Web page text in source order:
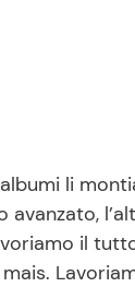
li
il